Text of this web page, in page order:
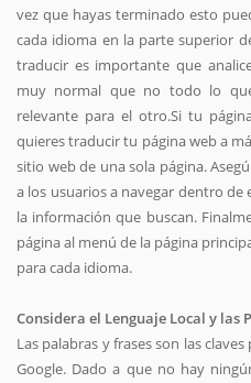
vez que hayas terminado esto
cada idioma en la parte superior
traducir es importante que
muy normal que no todo lo
relevante para el otro.Si tu
quieres traducir tu página web a
sitio web de una sola página.
a los usuarios a navegar dentro de
la información que buscan.
página al menú de la página
para cada idioma.
Considera el Lenguaje Local y las
Las palabras y frases son las
Google. Dado a que no hay